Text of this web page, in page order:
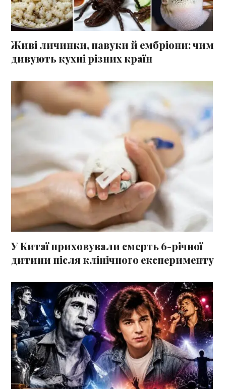
Живі личинки, павуки й ембріони: чим
дивують кухні різних країн
У Китаї приховували смерть 6-річної
дитини після клінічного експерименту